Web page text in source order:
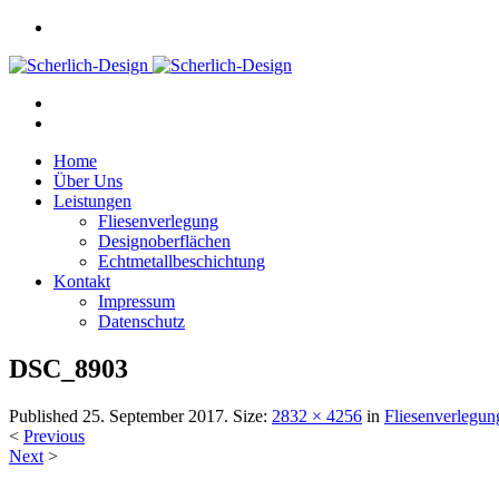
Home
Über Uns
Leistungen
Fliesenverlegung
Designoberflächen
Echtmetallbeschichtung
Kontakt
Impressum
Datenschutz
DSC_8903
Published 25. September 2017. Size: 2832 × 4256 in
< Previous
Next >